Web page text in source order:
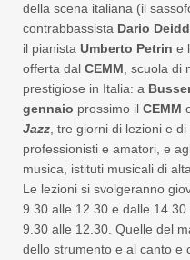
della scena italiana (il
contrabbassista Dario
il pianista Umberto Petrin e
offerta dal CEMM , scuola
prestigiose in Italia: a
gennaio prossimo il CEMM
Jazz , tre giorni di lezioni e
professionisti e amatori, e
musica, istituti musicali di
Le lezioni si svolgeranno
9.30 alle 12.30 e dalle
9.30 alle 12.30. Quelle del
dello strumento e al canto e